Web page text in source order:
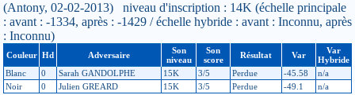
(Antony, 02-02-2013) niveau d'inscription : 14K (échelle principale
: avant : -1334, après : -1429 / échelle hybride : avant : Inconnu, après
: Inconnu)
Couleur Hd Adversaire
Son
niveau
Son
score
Résultat Var
Var
Hybride
Blanc
0 Sarah GANDOLPHE 15K 3/5 Perdue -45.58
n/a
Noir
0 Julien GREARD 15K 3/5 Perdue -49.1 n/a